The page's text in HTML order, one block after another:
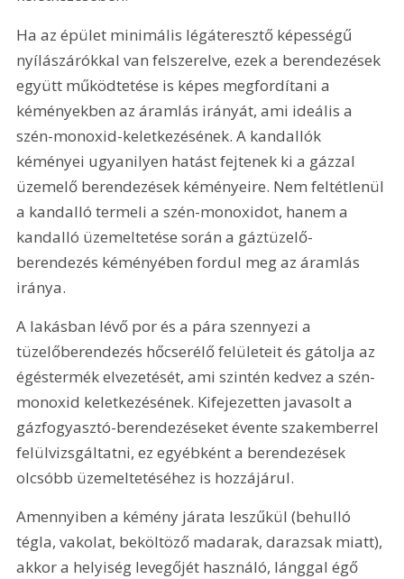
Ha az épület minimális légáteresztő képességű
nyílászárókkal van felszerelve, ezek a berendezések
együtt működtetése is képes megfordítani a
kéményekben az áramlás irányát, ami ideális a
szén-monoxid-keletkezésének. A kandallók
kéményei ugyanilyen hatást fejtenek ki a gázzal
üzemelő berendezések kéményeire. Nem feltétlenül
a kandalló termeli a szén-monoxidot, hanem a
kandalló üzemeltetése során a gáztüzelő-
berendezés kéményében fordul meg az áramlás
iránya.
A lakásban lévő por és a pára szennyezi a
tüzelőberendezés hőcserélő felületeit és gátolja az
égéstermék elvezetését, ami szintén kedvez a szén-
monoxid keletkezésének. Kifejezetten javasolt a
gázfogyasztó-berendezéseket évente szakemberrel
felülvizsgáltatni, ez egyébként a berendezések
olcsóbb üzemeltetéséhez is hozzájárul.
Amennyiben a kémény járata leszűkül (behulló
tégla, vakolat, beköltöző madarak, darazsak miatt),
akkor a helyiség levegőjét használó, lánggal égő